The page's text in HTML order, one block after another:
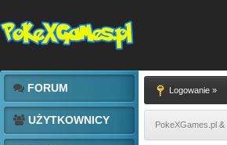
FORUM
UŻYTKOWNICY
Logowanie »
PokeXGames.pl